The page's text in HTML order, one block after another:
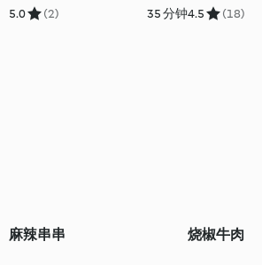
5.0 (2) 35 分钟4.5 (18)
麻辣串串 烧椒牛肉